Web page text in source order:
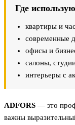
Где
квартиры и
современные
офисы и
салоны,
интерьеры с
ADFORS — это
важны